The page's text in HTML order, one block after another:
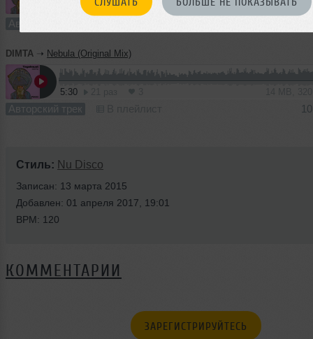
24 раза 9.3 MB,
Авторский трек
DIMTA ➝ Nebula (Original Mix)
5:30
Авторский трек
Стиль: Nu Disco
Записан: 13 марта 2015
Добавлен: 01 апреля 2017, 19:01
BPM: 120
КОММЕНТАРИИ
ЗАРЕГИСТРИРУЙТЕСЬ